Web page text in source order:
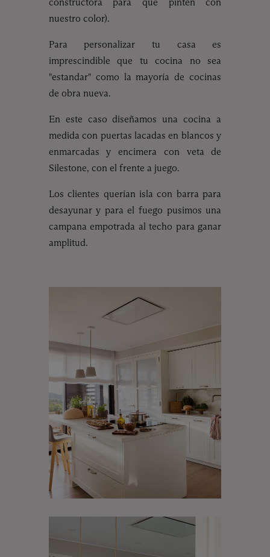
constructora para que pinten con
nuestro color).
Para personalizar tu casa es
imprescindible que tu cocina no sea
"estandar" como la mayoría de cocinas
de obra nueva.
En este caso diseñamos una cocina a
medida con puertas lacadas en blancos y
enmarcadas y encimera con veta de
Silestone, con el frente a juego.
Los clientes querían isla con barra para
desayunar y para el fuego pusimos una
campana empotrada al techo para ganar
amplitud.